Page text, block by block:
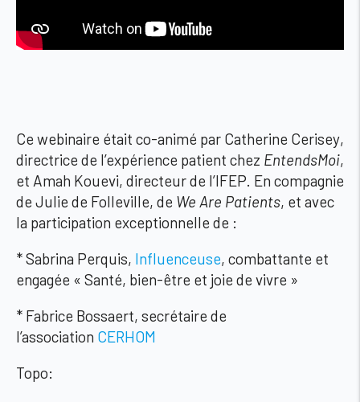
Ce webinaire était co-animé par Catherine Cerisey,
directrice de l’expérience patient chez EntendsMoi,
et Amah Kouevi, directeur de l’IFEP. En compagnie
de Julie de Folleville, de We Are Patients, et avec
la participation exceptionnelle de :
* Sabrina Perquis, Influenceuse, combattante et
engagée « Santé, bien-être et joie de vivre »
* Fabrice Bossaert, secrétaire de
l’association CERHOM
Topo: